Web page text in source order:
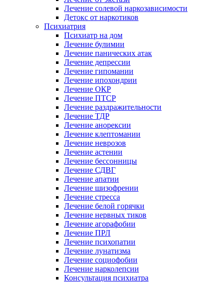
Лечение солевой наркозависимости
Детокс от наркотиков
Психиатрия
Психиатр на дом
Лечение булимии
Лечение панических атак
Лечение депрессии
Лечение гипомании
Лечение ипохондрии
Лечение ОКР
Лечение ПТСР
Лечение раздражительности
Лечение ТДР
Лечение анорексии
Лечение клептомании
Лечение неврозов
Лечение астении
Лечение бессонницы
Лечение СДВГ
Лечение апатии
Лечение шизофрении
Лечение стресса
Лечение белой горячки
Лечение нервных тиков
Лечение агорафобии
Лечение ПРЛ
Лечение психопатии
Лечение лунатизма
Лечение социофобии
Лечение нарколепсии
Консультация психиатра